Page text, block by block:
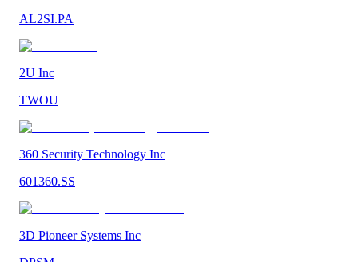
AL2SI.PA
2U Inc
TWOU
360 Security Technology Inc
601360.SS
3D Pioneer Systems Inc